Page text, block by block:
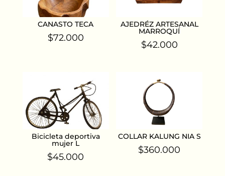
CANASTO TECA
$72.000
AJEDRÉZ ARTESANAL
MARROQUÍ
$42.000
Bicicleta deportiva
mujer L
$45.000
COLLAR KALUNG NIA S
$360.000